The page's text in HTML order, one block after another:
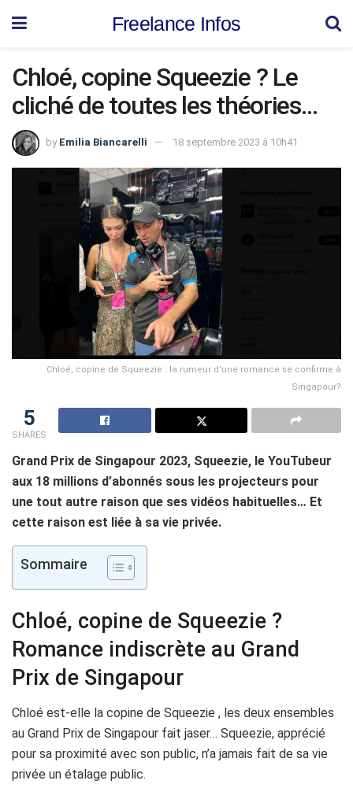
Freelance Infos
Chloé, copine Squeezie ? Le
cliché de toutes les théories…
by Emilia Biancarelli 18 septembre 2023 à 10h41
Chloé, copine de Squeezie : la rumeur d'une romance se confirme à
Singapour?
5
SHARES
Grand Prix de Singapour 2023, Squeezie, le YouTubeur
aux 18 millions d’abonnés sous les projecteurs pour
une tout autre raison que ses vidéos habituelles… Et
cette raison est liée à sa vie privée.
Sommaire
Chloé, copine de Squeezie ?
Romance indiscrète au Grand
Prix de Singapour
Chloé est-elle la copine de Squeezie , les deux ensembles
au Grand Prix de Singapour fait jaser… Squeezie, apprécié
pour sa proximité avec son public, n’a jamais fait de sa vie
privée un étalage public.